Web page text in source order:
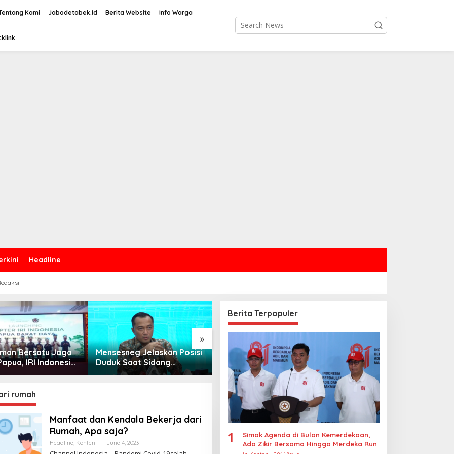
Kami Jabodetabek.Id Berita Website Info Warga
Headline
»
Bersatu Jaga
IRI Indonesia
Chapter Papua
Mensesneg Jelaskan Posisi
Duduk Saat Sidang
Kabinet: Kebutuhan Teknis,
Prabowo Sampaikan
Belasungkawa atas
Wafatnya Sheikh Hamad
bin Khalifa Al Thani
Polres Jakbar Bongkar
Jaringan Internasional
Pemasok Bahan Baku
Narkoba, 7 Tersangka
Diringkus dan Barang Bukti
1,1 Ton Rp119 Miliar
Dimusnahkan
rumah
Manfaat dan Kendala Bekerja dari
Rumah, Apa saja?
Headline, Konten June 4, 2023B
Y
Berita Terpopuler
1
Simak Agenda di Bulan Kemerdekaan,
Ada Zikir Bersama Hingga Merdeka Run